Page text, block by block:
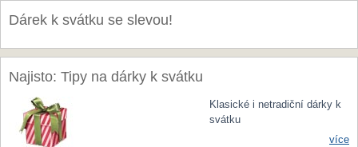
Dárek k svátku se slevou!
Najisto: Tipy na dárky k svátku
Klasické i netradiční dárky k
svátku
více